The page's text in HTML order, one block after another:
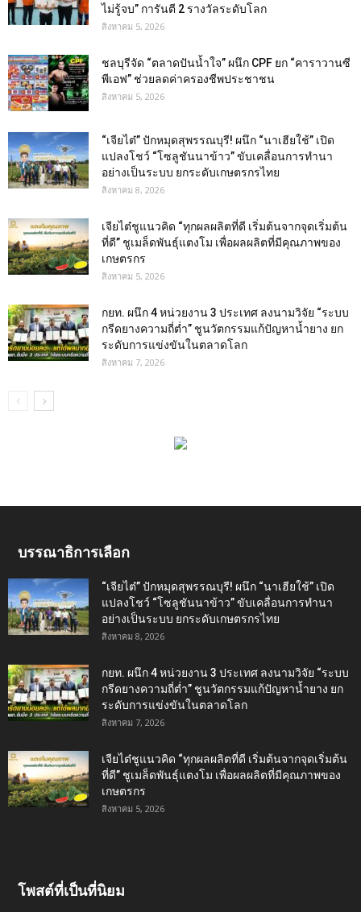
ไม่รู้จบ” การันตี 2 รางวัลระดับโลก
สิงหาคม 5, 2026
ชลบุรีจัด “ตลาดปันน้ำใจ” ผนึก CPF ยก “คาราวานซี
พีเอฟ” ช่วยลดค่าครองชีพประชาชน
สิงหาคม 5, 2026
“เจียไต๋” ปักหมุดสุพรรณบุรี! ผนึก “นาเฮียใช้” เปิด
แปลงโชว์ “โซลูชันนาข้าว” ขับเคลื่อนการทำนา
อย่างเป็นระบบ ยกระดับเกษตรกรไทย
สิงหาคม 8, 2026
เจียไต๋ชูแนวคิด “ทุกผลผลิตที่ดี เริ่มต้นจากจุดเริ่มต้น
ที่ดี” ชูเมล็ดพันธุ์แตงโม เพื่อผลผลิตที่มีคุณภาพของ
เกษตรกร
สิงหาคม 5, 2026
กยท. ผนึก 4 หน่วยงาน 3 ประเทศ ลงนามวิจัย “ระบบ
กรีดยางความถี่ต่ำ” ชูนวัตกรรมแก้ปัญหาน้ำยาง ยก
ระดับการแข่งขันในตลาดโลก
สิงหาคม 7, 2026
บรรณาธิการเลือก
“เจียไต๋” ปักหมุดสุพรรณบุรี! ผนึก “นาเฮียใช้” เปิด
แปลงโชว์ “โซลูชันนาข้าว” ขับเคลื่อนการทำนา
อย่างเป็นระบบ ยกระดับเกษตรกรไทย
สิงหาคม 8, 2026
กยท. ผนึก 4 หน่วยงาน 3 ประเทศ ลงนามวิจัย “ระบบ
กรีดยางความถี่ต่ำ” ชูนวัตกรรมแก้ปัญหาน้ำยาง ยก
ระดับการแข่งขันในตลาดโลก
สิงหาคม 7, 2026
เจียไต๋ชูแนวคิด “ทุกผลผลิตที่ดี เริ่มต้นจากจุดเริ่มต้น
ที่ดี” ชูเมล็ดพันธุ์แตงโม เพื่อผลผลิตที่มีคุณภาพของ
เกษตรกร
สิงหาคม 5, 2026
โพสต์ที่เป็นที่นิยม